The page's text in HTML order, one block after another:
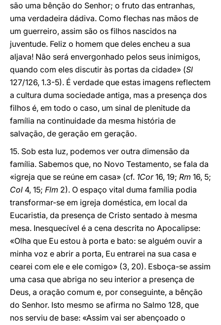
são uma bênção do Senhor; o fruto das entranhas,
uma verdadeira dádiva. Como flechas nas mãos de
um guerreiro, assim são os filhos nascidos na
juventude. Feliz o homem que deles encheu a sua
aljava! Não será envergonhado pelos seus inimigos,
quando com eles discutir às portas da cidade» (Sl
127/126, 1.3-5). É verdade que estas imagens reflectem
a cultura duma sociedade antiga, mas a presença dos
filhos é, em todo o caso, um sinal de plenitude da
família na continuidade da mesma história de
salvação, de geração em geração.
15. Sob esta luz, podemos ver outra dimensão da
família. Sabemos que, no Novo Testamento, se fala da
«igreja que se reúne em casa» (cf. 1Cor16, 19; Rm 16, 5;
Col 4, 15; Flm 2). O espaço vital duma família podia
transformar-se em igreja doméstica, em local da
Eucaristia, da presença de Cristo sentado à mesma
mesa. Inesquecível é a cena descrita no Apocalipse:
«Olha que Eu estou à porta e bato: se alguém ouvir a
minha voz e abrir a porta, Eu entrarei na sua casa e
cearei com ele e ele comigo» (3, 20). Esboça-se assim
uma casa que abriga no seu interior a presença de
Deus, a oração comum e, por conseguinte, a bênção
do Senhor. Isto mesmo se afirma no Salmo 128, que
nos serviu de base: «Assim vai ser abençoado o